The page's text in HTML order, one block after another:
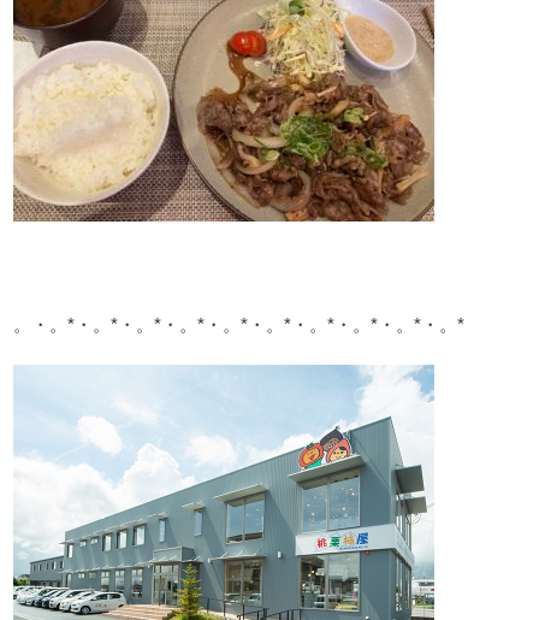
。・。*・。*・。*・。*・。*・。*・。*・。*・。*・。*